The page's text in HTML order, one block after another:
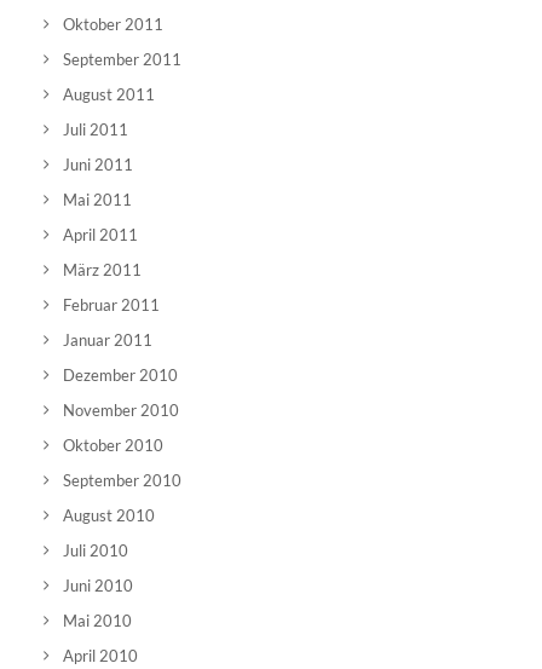
Oktober 2011
September 2011
August 2011
Juli 2011
Juni 2011
Mai 2011
April 2011
März 2011
Februar 2011
Januar 2011
Dezember 2010
November 2010
Oktober 2010
September 2010
August 2010
Juli 2010
Juni 2010
Mai 2010
April 2010